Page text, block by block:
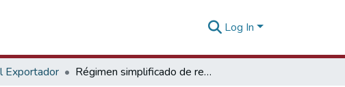
Log In
Exportador Régimen simplificado de restitución de derechos arancelarios. Drawback [16 de noviembre de 2011]